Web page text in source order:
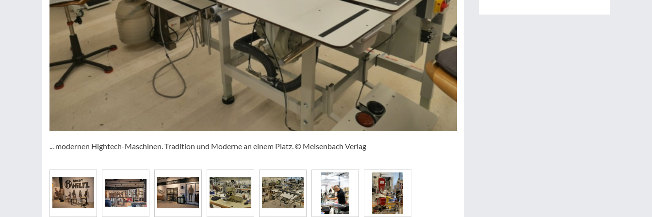
... modernen Hightech-Maschinen. Tradition und Moderne an einem Platz. © Meisenbach Verlag